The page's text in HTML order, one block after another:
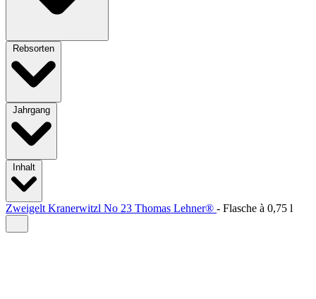
Rebsorten
Jahrgang
Inhalt
Zweigelt Kranerwitzl No 23 Thomas Lehner® - Flasche à 0,75 l